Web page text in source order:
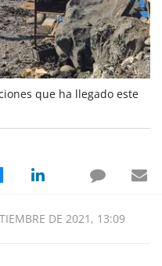
que ha llegado este
DE 2021, 13:09